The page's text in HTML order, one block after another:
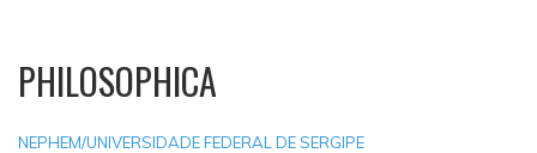
PHILOSOPHICA
NEPHEM/UNIVERSIDADE FEDERAL DE SERGIPE